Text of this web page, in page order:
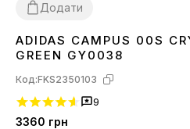
Додати
36 38414344
ADIDAS CAMPUS 00S
GREEN GY0038
Код:FKS2350103
9
3360 грн